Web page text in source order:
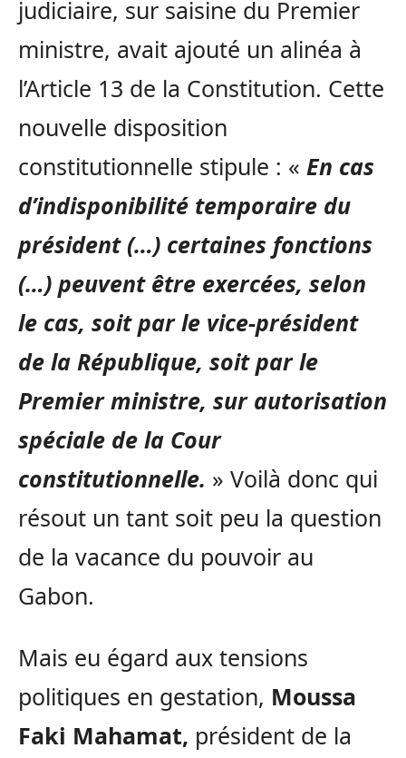
judiciaire, sur saisine du Premier
ministre, avait ajouté un alinéa à
l’Article 13 de la Constitution. Cette
nouvelle disposition
constitutionnelle stipule : « En cas
d’indisponibilité temporaire du
président (…) certaines fonctions
(…) peuvent être exercées, selon
le cas, soit par le vice-président
de la République, soit par le
Premier ministre, sur autorisation
spéciale de la Cour
constitutionnelle. » Voilà donc qui
résout un tant soit peu la question
de la vacance du pouvoir au
Gabon.
Mais eu égard aux tensions
politiques en gestation, Moussa
Faki Mahamat, président de la